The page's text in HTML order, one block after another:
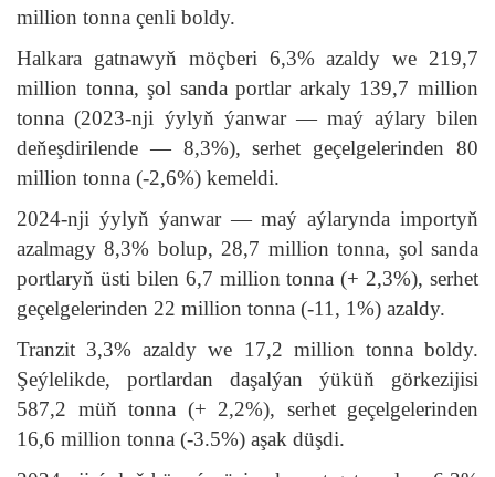
million tonna çenli boldy.
Halkara gatnawyň möçberi 6,3% azaldy we 219,7
million tonna, şol sanda portlar arkaly 139,7 million
tonna (2023-nji ýylyň ýanwar — maý aýlary bilen
deňeşdirilende — 8,3%), serhet geçelgelerinden 80
million tonna (-2,6%) kemeldi.
2024-nji ýylyň ýanwar — maý aýlarynda importyň
azalmagy 8,3% bolup, 28,7 million tonna, şol sanda
portlaryň üsti bilen 6,7 million tonna (+ 2,3%), serhet
geçelgelerinden 22 million tonna (-11, 1%) azaldy.
Tranzit 3,3% azaldy we 17,2 million tonna boldy.
Şeýlelikde, portlardan daşalýan ýüküň görkezijisi
587,2 müň tonna (+ 2,2%), serhet geçelgelerinden
16,6 million tonna (-3.5%) aşak düşdi.